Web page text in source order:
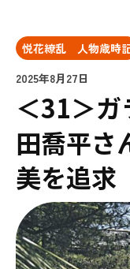
悦花繚乱 人物歳時
2025年8月27日
＜31＞
田喬平
美を追求